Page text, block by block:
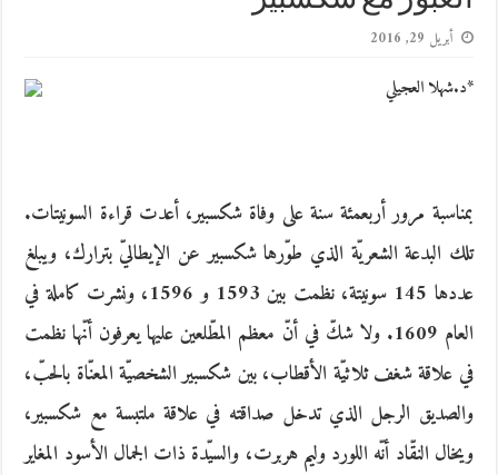
أبريل 29, 2016
*د.شهلا العجيلي
بمناسبة مرور أربعمئة سنة على وفاة شكسبير، أعدت قراءة السونيتات.
تلك البدعة الشعريّة الذي طوّرها شكسبير عن الإيطاليّ بترارك، ويبلغ
عددها 145 سونيتة، نظمت بين 1593 و 1596، ونشرت كاملة في
العام 1609. ولا شكّ في أنّ معظم المطّلعين عليها يعرفون أنّها نظمت
في علاقة شغف ثلاثيّة الأقطاب، بين شكسبير الشخصيّة المعنّاة بالحبّ،
والصديق الرجل الذي تدخل صداقته في علاقة ملتبسة مع شكسبير،
ويخال النقّاد أنّه اللورد وليم هربرت، والسيّدة ذات الجمال الأسود المغاير